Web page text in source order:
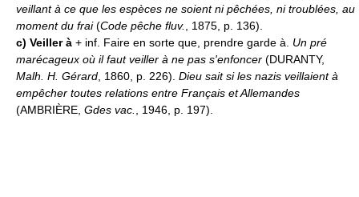
veillant à ce que les espèces ne soient ni pêchées, ni troublées, au
moment du frai(Code pêche fluv., 1875, p. 136).
c) Veiller à + inf. Faire en sorte que, prendre garde à. Un pré
marécageux où il faut veiller à ne pas s'enfoncer (DURANTY,
Malh. H. Gérard, 1860, p. 226). Dieu sait si les nazis veillaient à
empêcher toutes relations entre Français et Allemandes
(AMBRIÈRE, Gdes vac., 1946, p. 197).